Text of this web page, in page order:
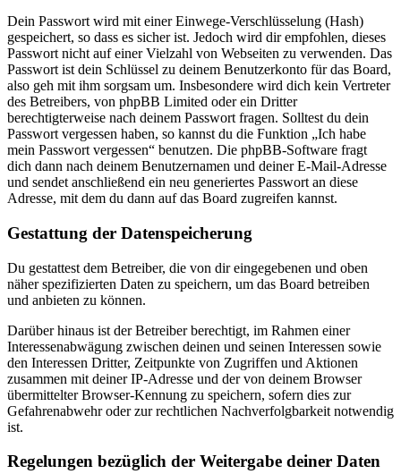
Dein Passwort wird mit einer Einwege-Verschlüsselung (Hash)
gespeichert, so dass es sicher ist. Jedoch wird dir empfohlen, dieses
Passwort nicht auf einer Vielzahl von Webseiten zu verwenden. Das
Passwort ist dein Schlüssel zu deinem Benutzerkonto für das Board,
also geh mit ihm sorgsam um. Insbesondere wird dich kein Vertreter
des Betreibers, von phpBB Limited oder ein Dritter
berechtigterweise nach deinem Passwort fragen. Solltest du dein
Passwort vergessen haben, so kannst du die Funktion „Ich habe
mein Passwort vergessen“ benutzen. Die phpBB-Software fragt
dich dann nach deinem Benutzernamen und deiner E-Mail-Adresse
und sendet anschließend ein neu generiertes Passwort an diese
Adresse, mit dem du dann auf das Board zugreifen kannst.
Gestattung der Datenspeicherung
Du gestattest dem Betreiber, die von dir eingegebenen und oben
näher spezifizierten Daten zu speichern, um das Board betreiben
und anbieten zu können.
Darüber hinaus ist der Betreiber berechtigt, im Rahmen einer
Interessenabwägung zwischen deinen und seinen Interessen sowie
den Interessen Dritter, Zeitpunkte von Zugriffen und Aktionen
zusammen mit deiner IP-Adresse und der von deinem Browser
übermittelter Browser-Kennung zu speichern, sofern dies zur
Gefahrenabwehr oder zur rechtlichen Nachverfolgbarkeit notwendig
ist.
Regelungen bezüglich der Weitergabe deiner Daten